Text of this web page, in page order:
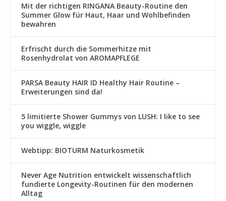
Mit der richtigen RINGANA Beauty-Routine den
Summer Glow für Haut, Haar und Wohlbefinden
bewahren
Erfrischt durch die Sommerhitze mit
Rosenhydrolat von AROMAPFLEGE
PARSA Beauty HAIR ID Healthy Hair Routine –
Erweiterungen sind da!
5 limitierte Shower Gummys von LUSH: I like to see
you wiggle, wiggle
Webtipp: BIOTURM Naturkosmetik
Never Age Nutrition entwickelt wissenschaftlich
fundierte Longevity-Routinen für den modernen
Alltag